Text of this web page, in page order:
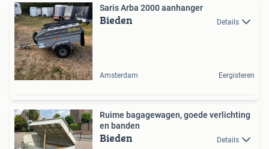
Saris Arba 2000 aanhanger
Bieden Details
Amsterdam Eergisteren
Ruime bagagewagen, goede verlichting
en banden
Bieden Details